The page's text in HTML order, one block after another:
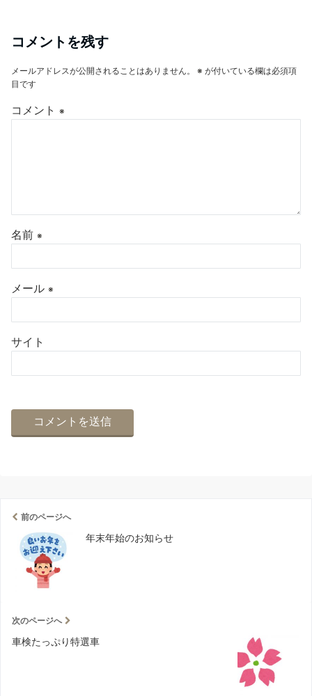
コメントを残す
メールアドレスが公開されることはありません。 ※ が付いている欄は必須項
目です
コメント ※
名前 ※
メール ※
サイト
前のページへ
年末年始のお知らせ
次のページへ
車検たっぷり特選車